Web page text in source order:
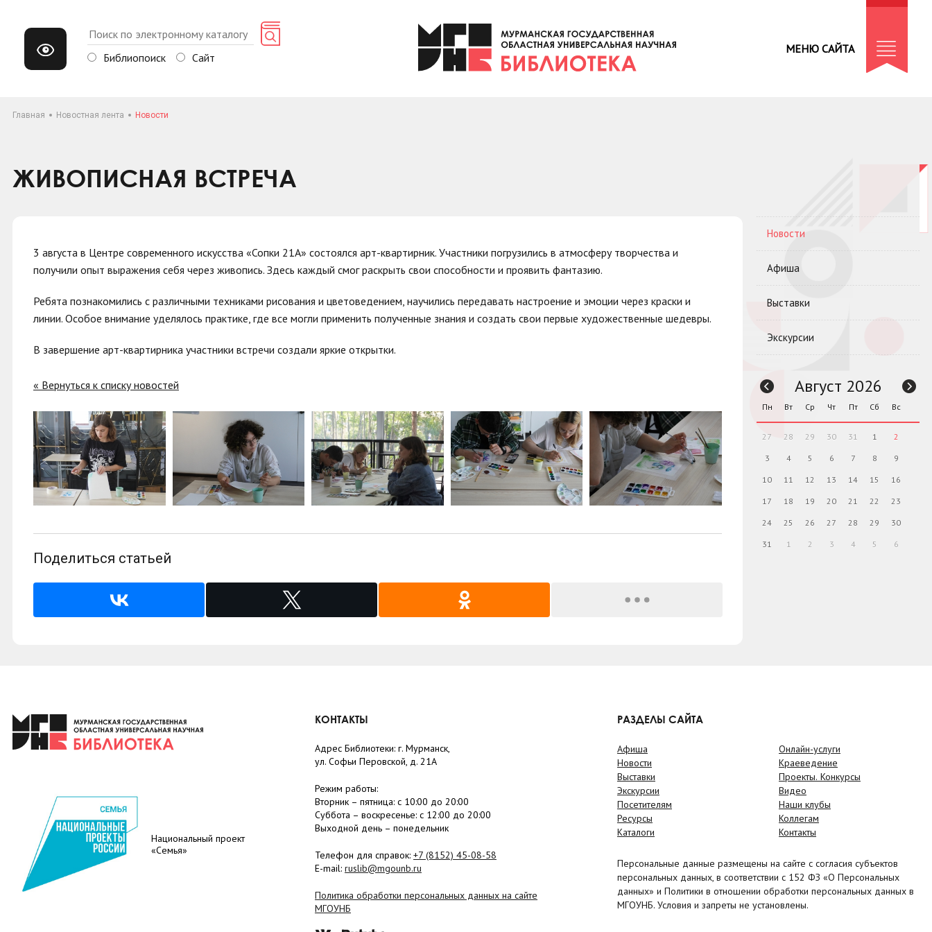
Библиопоиск Сайт
МЕНЮ САЙТА
Главная Новостная лента Новости
ЖИВОПИСНАЯ ВСТРЕЧА
3 августа в Центре современного искусства «Сопки 21А» состоялся арт-квартирник. Участники погрузились в атмосферу творчества и
получили опыт выражения себя через живопись. Здесь каждый смог раскрыть свои способности и проявить фантазию.
Ребята познакомились с различными техниками рисования и цветоведением, научились передавать настроение и эмоции через краски и
линии. Особое внимание уделялось практике, где все могли применить полученные знания и создать свои первые художественные шедевры.
В завершение арт-квартирника участники встречи создали яркие открытки.
« Вернуться к списку новостей
Поделиться статьей
Новости
Афиша
Выставки
Экскурсии
Август 2026
Пн Вт Ср Чт Пт Сб Вс
27 28 29 30 31 1 2
3 4 5 6 7 8 9
10 11 12 13 14 15 16
17 18 19 20 21 22 23
24 25 26 27 28 29 30
31 1 2 3 4 5 6
Национальный проект
«Семья»
КОНТАКТЫ
Адрес Библиотеки: г. Мурманск,
ул. Софьи Перовской, д. 21А
Режим работы:
Вторник – пятница: с 10:00 до 20:00
Суббота – воскресенье: c 12:00 до 20:00
Выходной день – понедельник
Телефон для справок: +7 (8152) 45-08-58
E-mail: ruslib@mgounb.ru
Политика обработки персональных данных на сайте
МГОУНБ
РАЗДЕЛЫ САЙТА
Афиша
Новости
Выставки
Экскурсии
Посетителям
Ресурсы
Каталоги
Онлайн-услуги
Краеведение
Проекты. Конкурсы
Видео
Наши клубы
Коллегам
Контакты
Персональные данные размещены на сайте с согласия субъектов
персональных данных, в соответствии с 152 ФЗ «О Персональных
данных» и Политики в отношении обработки персональных данных в
МГОУНБ. Условия и запреты не установлены.